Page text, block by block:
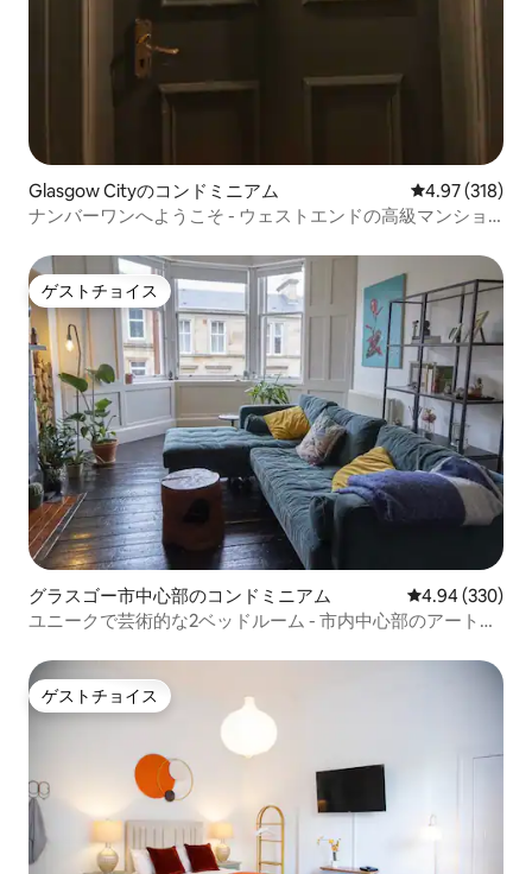
Glasgow Cityのコンドミニアム レビュー318
4.97 (318)
ナンバーワンへようこそ - ウェストエンドの高級マンショ
ゲストチョイス
ゲストチョイス
グラスゴー市中心部のコンドミニアム レビュー330
4.94 (330)
ユニークで芸術的な2ベッドルーム - 市内中心部のアートス
ゲストチョイス
ゲストチョイス